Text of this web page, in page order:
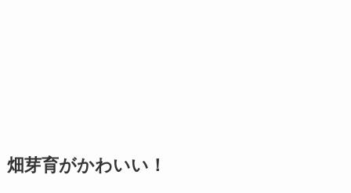
畑芽育がかわいい！